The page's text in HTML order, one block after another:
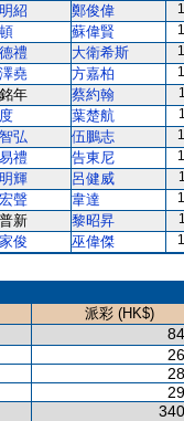
紹 鄭俊偉
蘇偉賢
禮 大衛希斯
堯 方嘉柏
年 蔡約翰
葉楚航
弘 伍鵬志
禮 告東尼
輝 呂健威
聲 韋達
新 黎昭昇
俊 巫偉傑
派彩 (HK$)